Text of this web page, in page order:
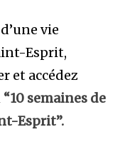
vie
Esprit,
et accédez
“10 semaines de
Esprit”.